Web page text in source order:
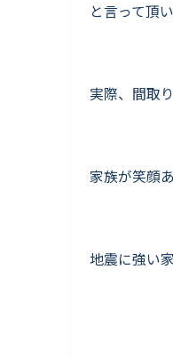
と言って頂
実際、間取
家族が笑顔
地震に強